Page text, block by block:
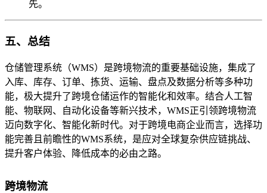
先。
五、总结
仓储管理系统（WMS）是跨境物流的重要基础设施，集成了
入库、库存、订单、拣货、运输、盘点及数据分析等多种功
能，极大提升了跨境仓储运作的智能化和效率。结合人工智
能、物联网、自动化设备等新兴技术，WMS正引领跨境物流
迈向数字化、智能化新时代。对于跨境电商企业而言，选择功
能完善且前瞻性的WMS系统，是应对全球复杂供应链挑战、
提升客户体验、降低成本的必由之路。
跨境物流